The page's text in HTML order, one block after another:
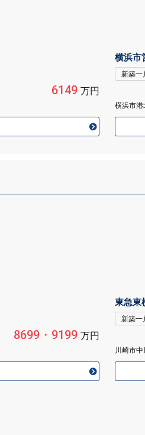
6149万円
横浜市
新築一
横浜市港
8699・9199万円
東急東
新築一
川崎市